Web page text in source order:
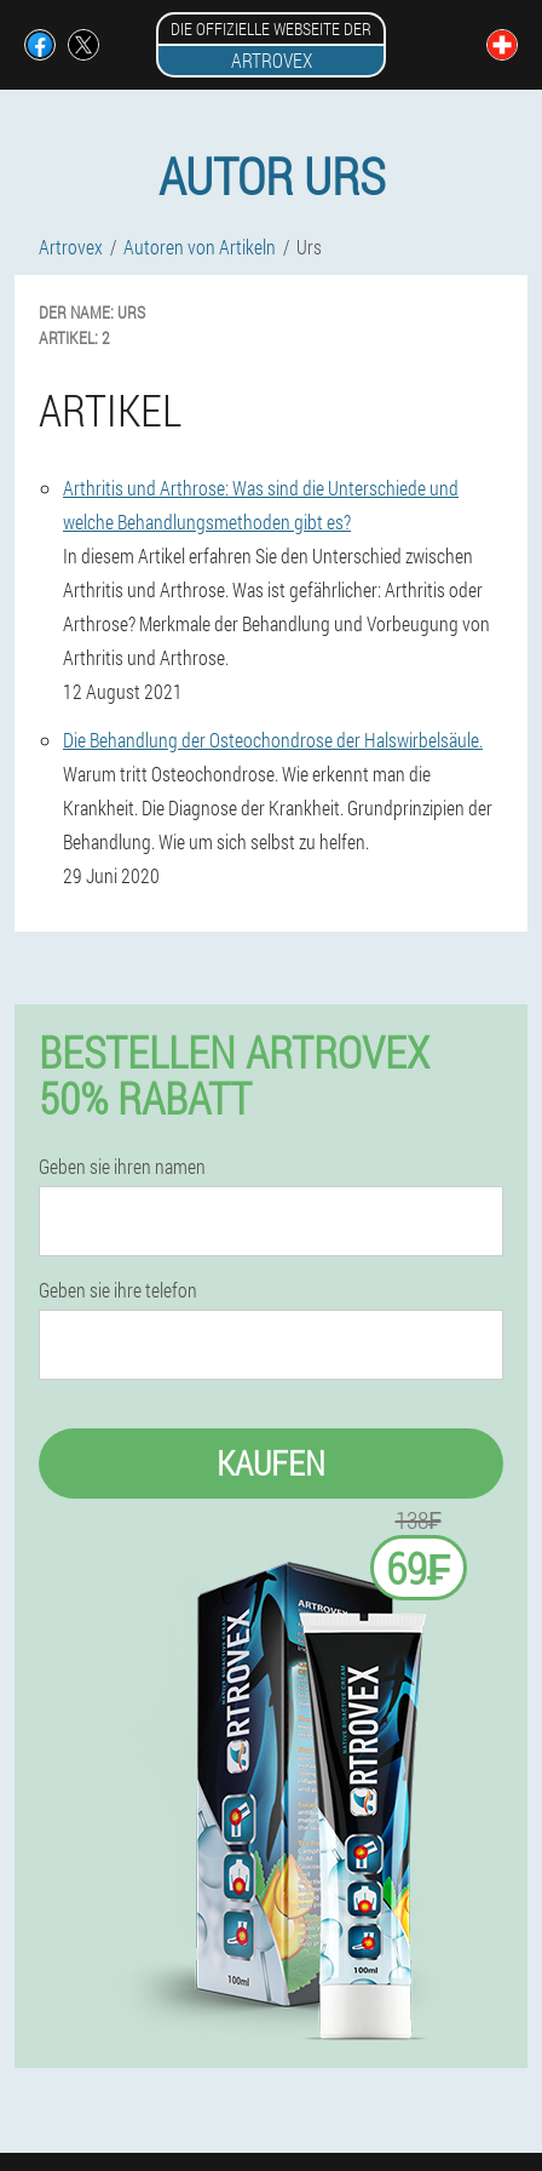
DIE OFFIZIELLE WEBSEITE DER
ARTROVEX
AUTOR URS
Artrovex Autoren von Artikeln Urs
DER NAME: URS
ARTIKEL:2
ARTIKEL
Arthritis und Arthrose: Was sind die Unterschiede und
welche Behandlungsmethoden gibt es?
In diesem Artikel erfahren Sie den Unterschied zwischen
Arthritis und Arthrose. Was ist gefährlicher: Arthritis oder
Arthrose? Merkmale der Behandlung und Vorbeugung von
Arthritis und Arthrose.
12 August 2021
Die Behandlung der Osteochondrose der Halswirbelsäule.
Warum tritt Osteochondrose. Wie erkennt man die
Krankheit. Die Diagnose der Krankheit. Grundprinzipien der
Behandlung. Wie um sich selbst zu helfen.
29 Juni 2020
BESTELLEN ARTROVEX
50% RABATT
Geben sie ihren namen
Geben sie ihre telefon
KAUFEN
138₣
69₣